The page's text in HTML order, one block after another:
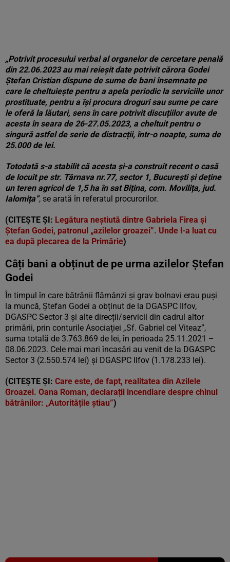
„Potrivit procesului verbal al organelor de cercetare penală
din 22.06.2023 au mai reieșit date potrivit cărora Godei
Ștefan Cristian dispune de sume de bani însemnate pe
care le cheltuiește pentru a apela periodic la serviciile unor
prostituate, pentru a își procura droguri sau sume pe care
le oferă la lăutari, sens în care potrivit discuțiilor avute de
acesta în seara de 26-27.05.2023, a cheltuit pentru o
singură astfel de serie de distracții, într-o noapte, suma de
25.000 de lei.
Totodată s-a stabilit că acesta și-a construit recent o casă
de locuit pe str. Târnava nr.77, sector 1, București și deține
un teren agricol de 1,5 ha în sat Bițina, com. Movilița, jud.
Ialomița”, se arată în referatul procurorilor.
(CITEȘTE ȘI: Legătura neștiută dintre Gabriela Firea și
Ștefan Godei, patronul „azilelor groazei”. Unde l-a luat cu
ea după plecarea de la Primărie)
Câți bani a obținut de pe urma azilelor Ștefan
Godei
În timpul în care bătrânii flămânzi și grav bolnavi erau puși
la muncă, Ștefan Godei a obținut de la DGASPC Ilfov,
DGASPC Sector 3 și alte direcții/servicii din cadrul altor
primării, prin conturile Asociației „Sf. Gabriel cel Viteaz”,
suma totală de 3.763.869 de lei, în perioada 25.11.2021 –
08.06.2023. Cele mai mari încasări au venit de la DGASPC
Sector 3 (2.550.574 lei) și DGASPC Ilfov (1.178.233 lei).
(CITEȘTE ȘI: Care este, de fapt, realitatea din Azilele
Groazei. Oana Roman, declarații incendiare despre chinul
bătrânilor: „Autoritățile știau”)